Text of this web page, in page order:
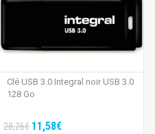
Clé USB 3.0 Integral noir USB 3.0
128 Go
28,26€ 11,58€